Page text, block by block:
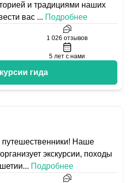
и традициями наших
вас ... Подробнее
1 026 отзывов
5 лет с нами
гида
Наше
экскурсии, походы
... Подробнее